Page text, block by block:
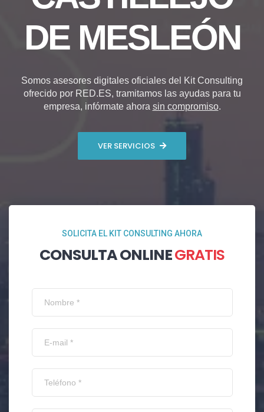
DE MESLEÓN
Somos asesores digitales oficiales del Kit Consulting
ofrecido por RED.ES, tramitamos las ayudas para tu
empresa, infórmate ahora sin compromiso.
VER SERVICIOS
SOLICITA EL KIT CONSULTING AHORA
CONSULTA ONLINEGRATIS